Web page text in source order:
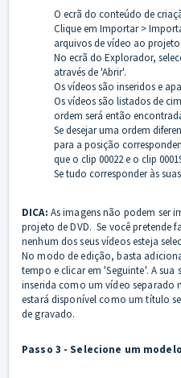
O ecrã do conteúdo de
Clique em Importar >
arquivos de vídeo ao projeto
No ecrã do Explorador,
através de 'Abrir'.
Os vídeos são inseridos e
Os vídeos são listados de
ordem será então
Se desejar uma ordem
para a posição
que o clip 00022 e o clip
Se tudo corresponder às
DICA: As imagens não podem ser
projeto de DVD. Se você pretende
nenhum dos seus vídeos esteja
No modo de edição, basta
tempo e clicar em 'Seguinte'. A sua
inserida como um vídeo separado
estará disponível como um título
de gravado.
Passo 3 - Selecione um